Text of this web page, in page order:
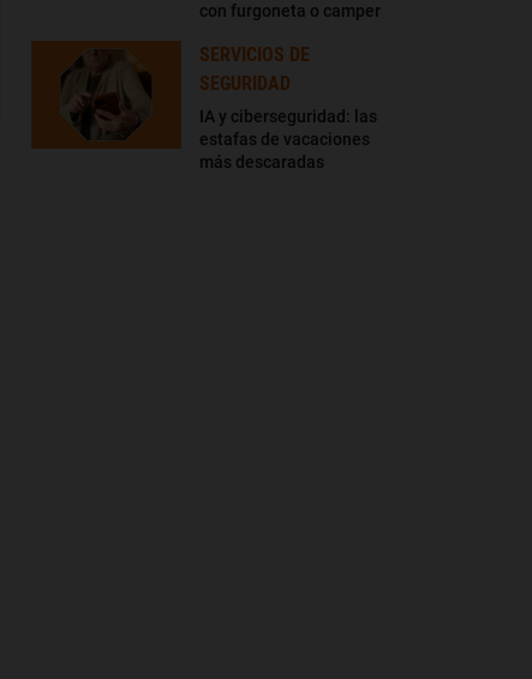
con furgoneta o camper
SERVICIOS DE
SEGURIDAD
IA y ciberseguridad: las
estafas de vacaciones
más descaradas